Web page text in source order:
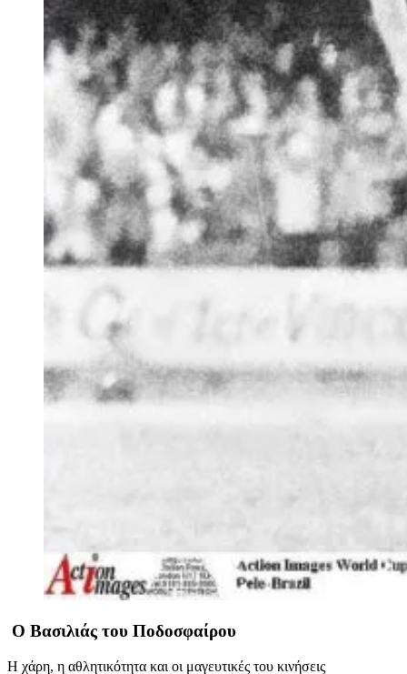
O Βασιλιάς του Ποδοσφαίρου
Η χάρη, η αθλητικότητα και οι μαγευτικές του κινήσεις